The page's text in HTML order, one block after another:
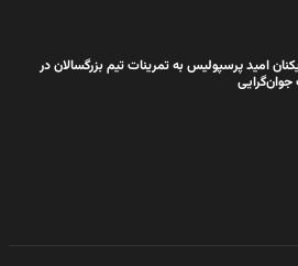
امید پرسپولیس به تمرینات تیم بزرگسالان در